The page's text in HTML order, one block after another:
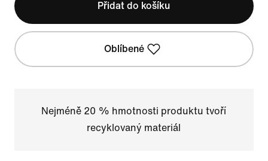
Přidat do košíku
Oblíbené
Nejméně 20 % hmotnosti produktu tvoří
recyklovaný materiál